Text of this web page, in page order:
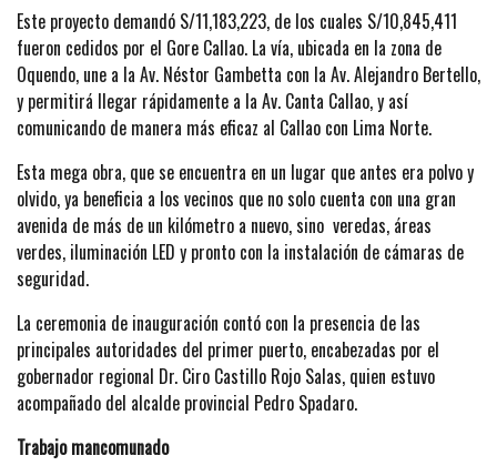
Este proyecto demandó S/11,183,223, de los cuales S/10,845,411
fueron cedidos por el Gore Callao. La vía, ubicada en la zona de
Oquendo, une a la Av. Néstor Gambetta con la Av. Alejandro Bertello,
y permitirá llegar rápidamente a la Av. Canta Callao, y así
comunicando de manera más eficaz al Callao con Lima Norte.
Esta mega obra, que se encuentra en un lugar que antes era polvo y
olvido, ya beneficia a los vecinos que no solo cuenta con una gran
avenida de más de un kilómetro a nuevo, sino veredas, áreas
verdes, iluminación LED y pronto con la instalación de cámaras de
seguridad.
La ceremonia de inauguración contó con la presencia de las
principales autoridades del primer puerto, encabezadas por el
gobernador regional Dr. Ciro Castillo Rojo Salas, quien estuvo
acompañado del alcalde provincial Pedro Spadaro.
Trabajo mancomunado